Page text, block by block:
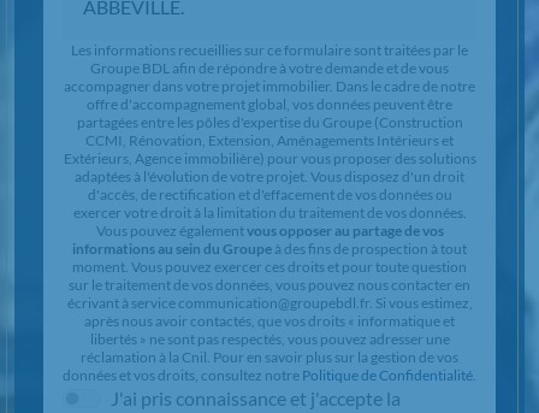
Les informations recueillies sur ce formulaire sont traitées par le
Groupe BDL afin de répondre à votre demande et de vous
accompagner dans votre projet immobilier. Dans le cadre de notre
offre d'accompagnement global, vos données peuvent être
partagées entre les pôles d'expertise du Groupe (Construction
CCMI, Rénovation, Extension, Aménagements Intérieurs et
Extérieurs, Agence immobilière) pour vous proposer des solutions
adaptées à l'évolution de votre projet. Vous disposez d'un droit
d'accès, de rectification et d'effacement de vos données ou
exercer votre droit à la limitation du traitement de vos données.
Vous pouvez égalementvous opposer au partage de vos
informations au sein du Groupe à des fins de prospection à tout
moment. Vous pouvez exercer ces droits et pour toute question
sur le traitement de vos données, vous pouvez nous contacter en
écrivant à service communication@groupebdl.fr. Si vous estimez,
après nous avoir contactés, que vos droits « informatique et
libertés » ne sont pas respectés, vous pouvez adresser une
réclamation à la Cnil. Pour en savoir plus sur la gestion de vos
données et vos droits, consultez notre Politique de Confidentialité
J'ai pris connaissance et j'accepte la